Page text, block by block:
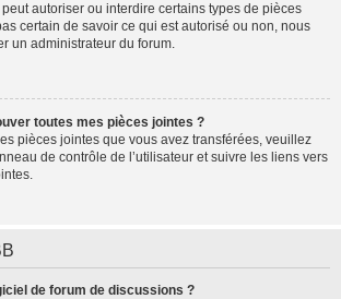
autoriser ou interdire certains types de pièces
certain de savoir ce qui est autorisé ou non, nous
un administrateur du forum.
toutes mes pièces jointes ?
pièces jointes que vous avez transférées, veuillez
de contrôle de l’utilisateur et suivre les liens vers
de forum de discussions ?